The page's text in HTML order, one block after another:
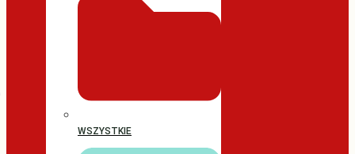
WSZYSTKIE